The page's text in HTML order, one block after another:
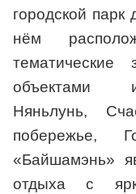
городской
нём
тематические
объектами
Няньлунь,
побережье,
«Байшамэнь»
отдыха с